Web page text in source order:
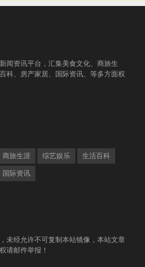
闻资讯平台，汇集美食文化、商旅生
科、房产家居、国际资讯、等多方面权
商旅生涯 综艺娱乐 生活百科
国际资讯
未经允许不可复制本站镜像，本站文章
请邮件举报！